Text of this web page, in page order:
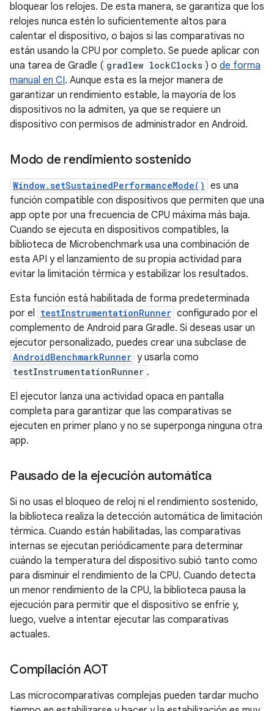
bloquear los relojes. De esta manera, se garantiza que los
relojes nunca estén lo suficientemente altos para
calentar el dispositivo, o bajos si las comparativas no
están usando la CPU por completo. Se puede aplicar con
una tarea de Gradle ( gradlew lockClocks ) o de forma
manual en CI. Aunque esta es la mejor manera de
garantizar un rendimiento estable, la mayoría de los
dispositivos no la admiten, ya que se requiere un
dispositivo con permisos de administrador en Android.
Modo de rendimiento sostenido
Window.setSustainedPerformanceMode() es una
función compatible con dispositivos que permiten que una
app opte por una frecuencia de CPU máxima más baja.
Cuando se ejecuta en dispositivos compatibles, la
biblioteca de Microbenchmark usa una combinación de
esta API y el lanzamiento de su propia actividad para
evitar la limitación térmica y estabilizar los resultados.
Esta función está habilitada de forma predeterminada
por el testInstrumentationRunner configurado por el
complemento de Android para Gradle. Si deseas usar un
ejecutor personalizado, puedes crear una subclase de
AndroidBenchmarkRunner y usarla como
testInstrumentationRunner .
El ejecutor lanza una actividad opaca en pantalla
completa para garantizar que las comparativas se
ejecuten en primer plano y no se superponga ninguna otra
app.
Pausado de la ejecución automática
Si no usas el bloqueo de reloj ni el rendimiento sostenido,
la biblioteca realiza la detección automática de limitación
térmica. Cuando están habilitadas, las comparativas
internas se ejecutan periódicamente para determinar
cuándo la temperatura del dispositivo subió tanto como
para disminuir el rendimiento de la CPU. Cuando detecta
un menor rendimiento de la CPU, la biblioteca pausa la
ejecución para permitir que el dispositivo se enfríe y,
luego, vuelve a intentar ejecutar las comparativas
actuales.
Compilación AOT
Las microcomparativas complejas pueden tardar mucho